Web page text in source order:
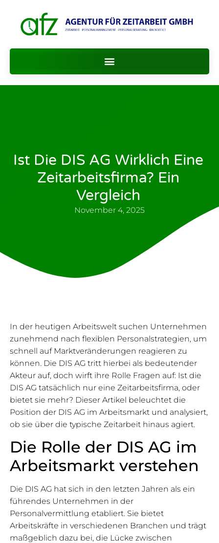
Ist Die DIS AG Wirklich Eine
Zeitarbeitsfirma? Ein
Vergleich
November 4, 2025
In der heutigen Arbeitswelt suchen Unternehmen
zunehmend nach flexiblen Personalstrategien, um
schnell auf Marktveränderungen reagieren zu
können. Die DIS AG tritt hierbei als bedeutender
Akteur auf, doch wirft ihre Rolle Fragen auf: Ist die
DIS AG tatsächlich nur eine Zeitarbeitsfirma, oder
bietet sie mehr? Dieser Artikel beleuchtet die
Position der DIS AG im Arbeitsmarkt und analysiert,
ob sie über die typische Zeitarbeit hinaus agiert.
Die Rolle der DIS AG im
Arbeitsmarkt verstehen
Die DIS AG hat sich in den letzten Jahren als ein
führendes Unternehmen in der
Personalvermittlung etabliert. Sie bietet
Arbeitskräfte in verschiedenen Branchen und trägt
maßgeblich dazu bei, die Lücke zwischen